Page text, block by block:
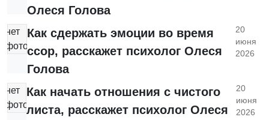
Олеся Голова
нет
фото
Как сдержать эмоции во время
ссор, расскажет психолог Олеся
Голова
20
июня
2026
нет
фото
Как начать отношения с чистого
листа, расскажет психолог Олеся
20
июня
2026